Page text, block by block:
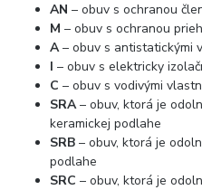
AN – obuv s ochranou
M – obuv s ochranou
A– obuv s antistatickými
I – obuv s elektricky
C – obuv s vodivými
SRA– obuv, ktorá je
keramickej podlahe
SRB – obuv, ktorá je
podlahe
SRC – obuv, ktorá je